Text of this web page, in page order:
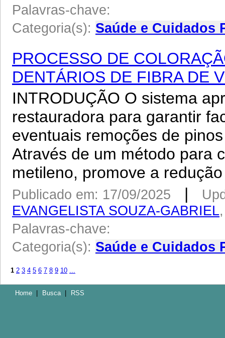
Palavras-chave:
Categoria(s): Saúde e Cuidados
PROCESSO DE
DENTÁRIOS DE FIBRA DE
INTRODUÇÃO O sistema
restauradora para garantir
eventuais remoções de
Através de um método para
metileno, promove a
Publicado em: 17/09/2025 |
EVANGELISTA SOUZA-GABRIEL
Palavras-chave:
Categoria(s): Saúde e Cuidados
1 2 3 4 5 6 7 8 9 10
Home Busca RSS